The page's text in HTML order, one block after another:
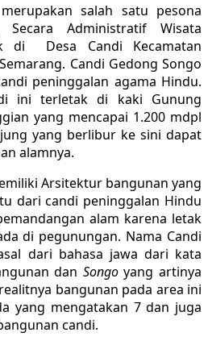
salah satu pesona
Administratif Wisata
di
Desa Candi Kecamatan
Candi Gedong Songo
peninggalan agama Hindu.
ini terletak di kaki Gunung
yang mencapai 1.200 mdpl
yang berlibur ke sini dapat
alamnya.
Arsitektur bangunan yang
dari candi peninggalan Hindu
alam karena letak
di pegunungan. Nama Candi
dari bahasa jawa dari kata
dan Songoyang artinya
bangunan pada area ini
yang mengatakan 7 dan juga
candi.